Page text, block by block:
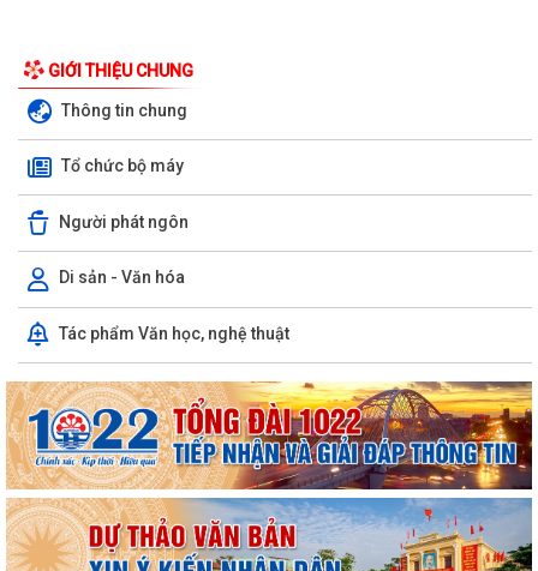
GIỚI THIỆU CHUNG
Thông tin chung
Tổ chức bộ máy
Người phát ngôn
Di sản - Văn hóa
Tác phẩm Văn học, nghệ thuật